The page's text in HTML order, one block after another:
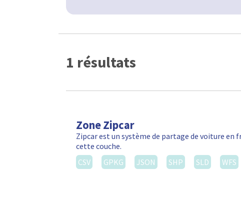
1 résultats
Zone Zipcar
Zipcar est un système de partage de voiture
cette couche.
CSV
GPKG JSON SHP SLD WFS